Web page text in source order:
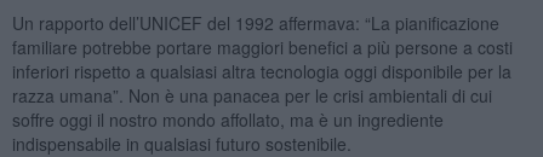
Un rapporto dell’UNICEF del 1992 affermava: “La pianificazione
familiare potrebbe portare maggiori benefici a più persone a costi
inferiori rispetto a qualsiasi altra tecnologia oggi disponibile per la
razza umana”. Non è una panacea per le crisi ambientali di cui
soffre oggi il nostro mondo affollato, ma è un ingrediente
indispensabile in qualsiasi futuro sostenibile.